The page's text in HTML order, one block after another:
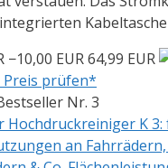
−10,00 EUR64,99 EUR
prüfen*
Nr. 3